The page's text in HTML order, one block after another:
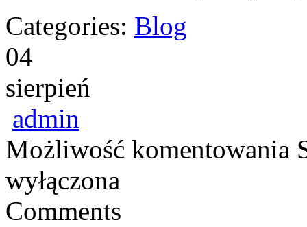
Categories: Blog
04
sierpień
admin
Możliwość komentowania
wyłączona
Comments